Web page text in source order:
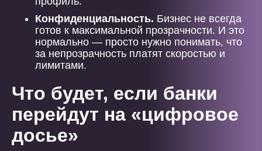
Конфиденциальность. Бизнес не всегда
готов к максимальной прозрачности. И это
нормально — просто нужно понимать, что
за непрозрачность платят скоростью и
лимитами.
Что будет, если банки
перейдут на «цифровое
досье»